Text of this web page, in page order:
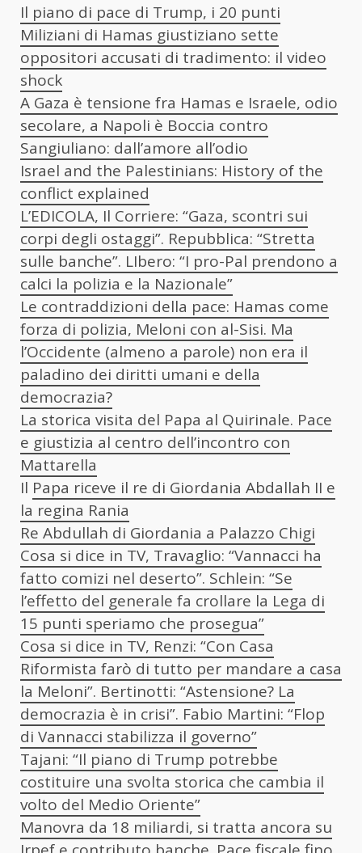
Il piano di pace di Trump, i 20 punti
Miliziani di Hamas giustiziano sette
oppositori accusati di tradimento: il video
shock
A Gaza è tensione fra Hamas e Israele, odio
secolare, a Napoli è Boccia contro
Sangiuliano: dall’amore all’odio
Israel and the Palestinians: History of the
conflict explained
L’EDICOLA, Il Corriere: “Gaza, scontri sui
corpi degli ostaggi”. Repubblica: “Stretta
sulle banche”. LIbero: “I pro-Pal prendono a
calci la polizia e la Nazionale”
Le contraddizioni della pace: Hamas come
forza di polizia, Meloni con al-Sisi. Ma
l’Occidente (almeno a parole) non era il
paladino dei diritti umani e della
democrazia?
La storica visita del Papa al Quirinale. Pace
e giustizia al centro dell’incontro con
Mattarella
Il Papa riceve il re di Giordania Abdallah II e
la regina Rania
Re Abdullah di Giordania a Palazzo Chigi
Cosa si dice in TV, Travaglio: “Vannacci ha
fatto comizi nel deserto”. Schlein: “Se
l’effetto del generale fa crollare la Lega di
15 punti speriamo che prosegua”
Cosa si dice in TV, Renzi: “Con Casa
Riformista farò di tutto per mandare a casa
la Meloni”. Bertinotti: “Astensione? La
democrazia è in crisi”. Fabio Martini: “Flop
di Vannacci stabilizza il governo”
Tajani: “Il piano di Trump potrebbe
costituire una svolta storica che cambia il
volto del Medio Oriente”
Manovra da 18 miliardi, si tratta ancora su